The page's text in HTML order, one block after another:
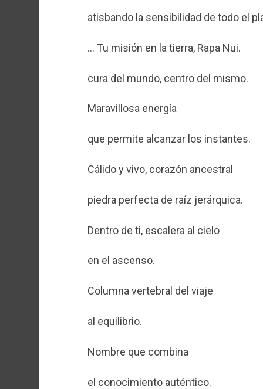
atisbando la sensibilidad de todo el
… Tu misión en la tierra, Rapa Nui.
cura del mundo, centro del mismo.
Maravillosa energía
que permite alcanzar los instantes.
Cálido y vivo, corazón ancestral
piedra perfecta de raíz jerárquica.
Dentro de ti, escalera al cielo
en el ascenso.
Columna vertebral del viaje
al equilibrio.
Nombre que combina
el conocimiento auténtico.